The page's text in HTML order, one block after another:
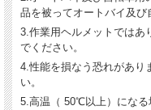
品を被ってオートバイ及び
3.作業用ヘルメットではあ
でください。
4.性能を損なう恐れがあり
い。
5.高温（ 50℃以上）になる